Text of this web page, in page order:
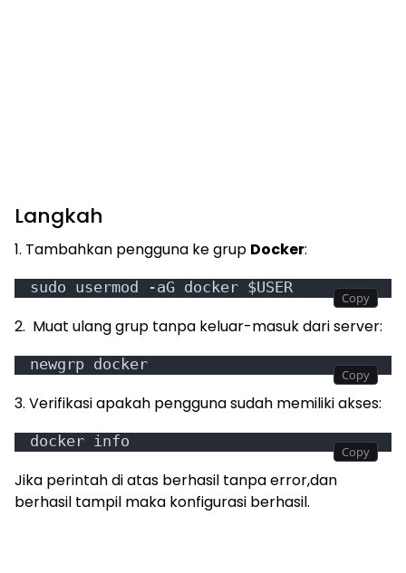
Langkah
1. Tambahkan pengguna ke grup Docker:
sudo usermod -aG docker $USER
2. Muat ulang grup tanpa keluar-masuk dari server:
newgrp docker
3. Verifikasi apakah pengguna sudah memiliki akses:
docker info
Jika perintah di atas berhasil tanpa error,dan
berhasil tampil maka konfigurasi berhasil.